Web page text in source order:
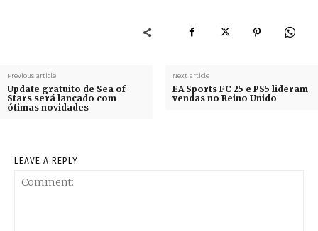
Previous article
Update gratuito de Sea of
Stars será lançado com
ótimas novidades
Next article
EA Sports FC 25 e PS5 lideram
vendas no Reino Unido
LEAVE A REPLY